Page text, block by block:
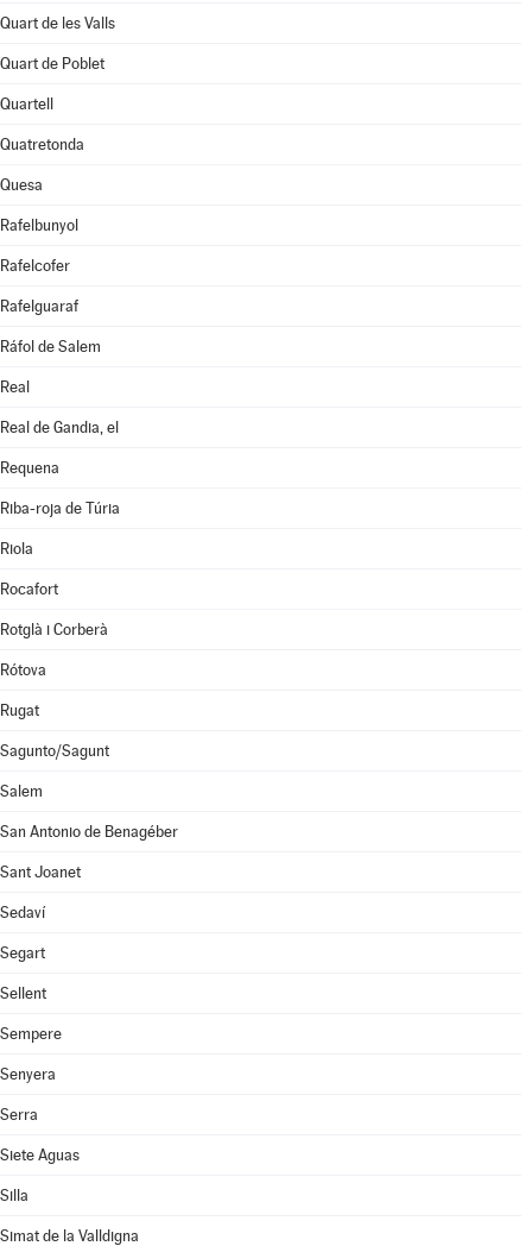
Quart de les Valls
Quart de Poblet
Quartell
Quatretonda
Quesa
Rafelbunyol
Rafelcofer
Rafelguaraf
Ráfol de Salem
Real
Real de Gandia, el
Requena
Riba-roja de Túria
Riola
Rocafort
Rotglà i Corberà
Rótova
Rugat
Sagunto/Sagunt
Salem
San Antonio de Benagéber
Sant Joanet
Sedaví
Segart
Sellent
Sempere
Senyera
Serra
Siete Aguas
Silla
Simat de la Valldigna